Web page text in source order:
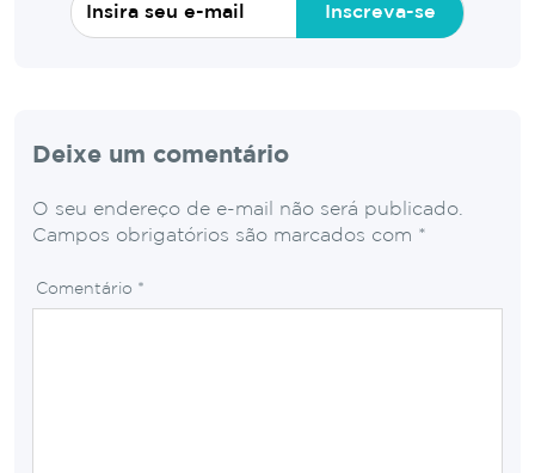
Inscreva-se
Deixe um comentário
O seu endereço de e-mail não será publicado.
Campos obrigatórios são marcados com *
Comentário *